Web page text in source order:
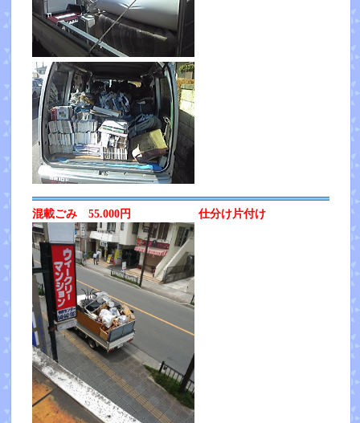
混載ごみ 55.000円 仕分け片付け